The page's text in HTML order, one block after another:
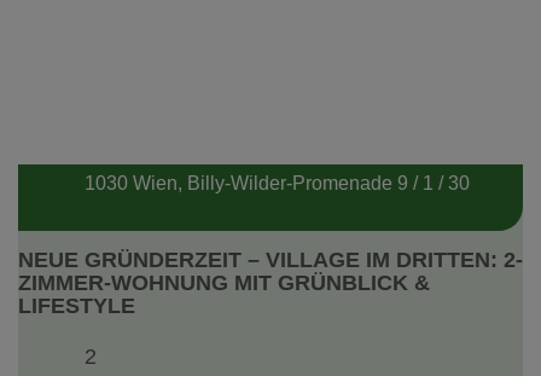
NEUE GRÜNDERZEIT – VILLAGE IM DRITTEN: 2-
ZIMMER-WOHNUNG MIT GRÜNBLICK &
LIFESTYLE
1030 Wien, Billy-Wilder-Promenade 9 / 1 / 30
2